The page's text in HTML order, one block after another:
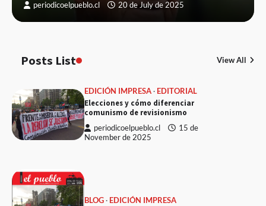
periodicoelpueblo.cl 20 de July de 2025
Posts List View All
EDICIÓN IMPRESA EDITORIAL
Elecciones y cómo diferenciar
comunismo de revisionismo
periodicoelpueblo.cl
15 de
November de 2025
BLOG EDICIÓN IMPRESA